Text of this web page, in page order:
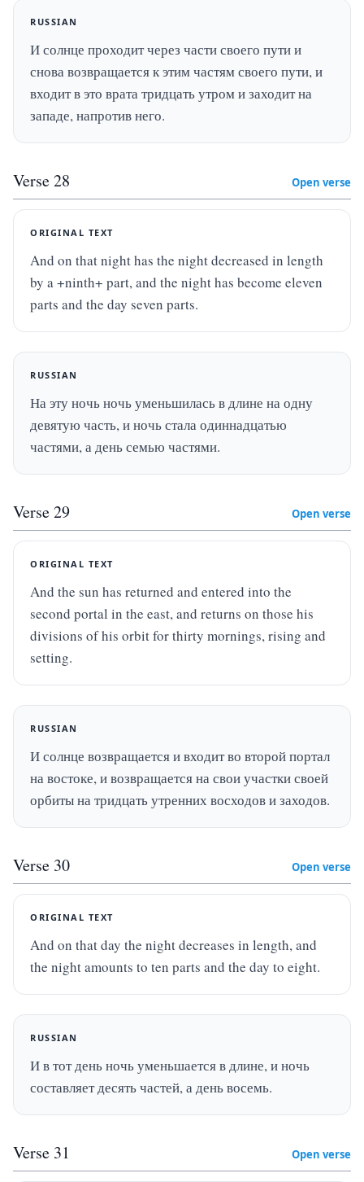
RUSSIAN
И солнце проходит через части своего пути и
снова возвращается к этим частям своего пути, и
входит в это врата тридцать утром и заходит на
западе, напротив него.
Verse28 Open verse
ORIGINAL TEXT
And on that night has the night decreased in length
by a +ninth+ part, and the night has become eleven
parts and the day seven parts.
RUSSIAN
На эту ночь ночь уменьшилась в длине на одну
девятую часть, и ночь стала одиннадцатью
частями, а день семью частями.
Verse29 Open verse
ORIGINAL TEXT
And the sun has returned and entered into the
second portal in the east, and returns on those his
divisions of his orbit for thirty mornings, rising and
setting.
RUSSIAN
И солнце возвращается и входит во второй портал
на востоке, и возвращается на свои участки своей
орбиты на тридцать утренних восходов и заходов.
Verse 30 Open verse
ORIGINAL TEXT
And on that day the night decreases in length, and
the night amounts to ten parts and the day to eight.
RUSSIAN
И в тот день ночь уменьшается в длине, и ночь
составляет десять частей, а день восемь.
Verse 31 Open verse